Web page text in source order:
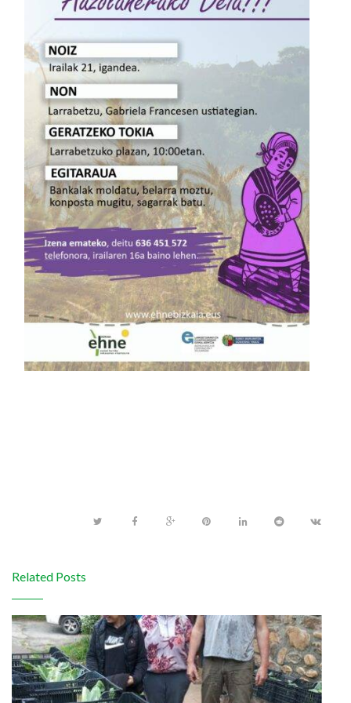
Related Posts